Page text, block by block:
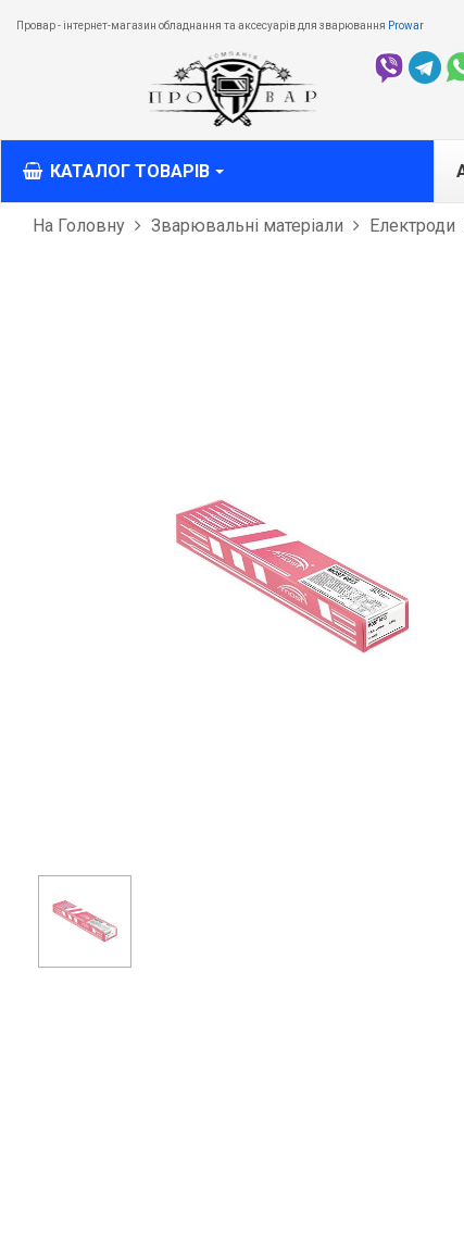
Провар - інтернет-магазин обладнання та аксесуарів для зварювання Prowar
КАТАЛОГ ТОВАРІВ
На Головну Зварювальні матеріали Електроди